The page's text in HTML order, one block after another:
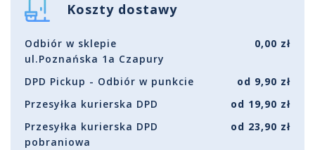
Koszty dostawy
Odbiór w sklepie
ul.Poznańska 1a Czapury
0,00 zł
DPD Pickup - Odbiór w punkcie
od 9,90 zł
Przesyłka kurierska DPD
od 19,90 zł
Przesyłka kurierska DPD
pobraniowa
od 23,90 zł